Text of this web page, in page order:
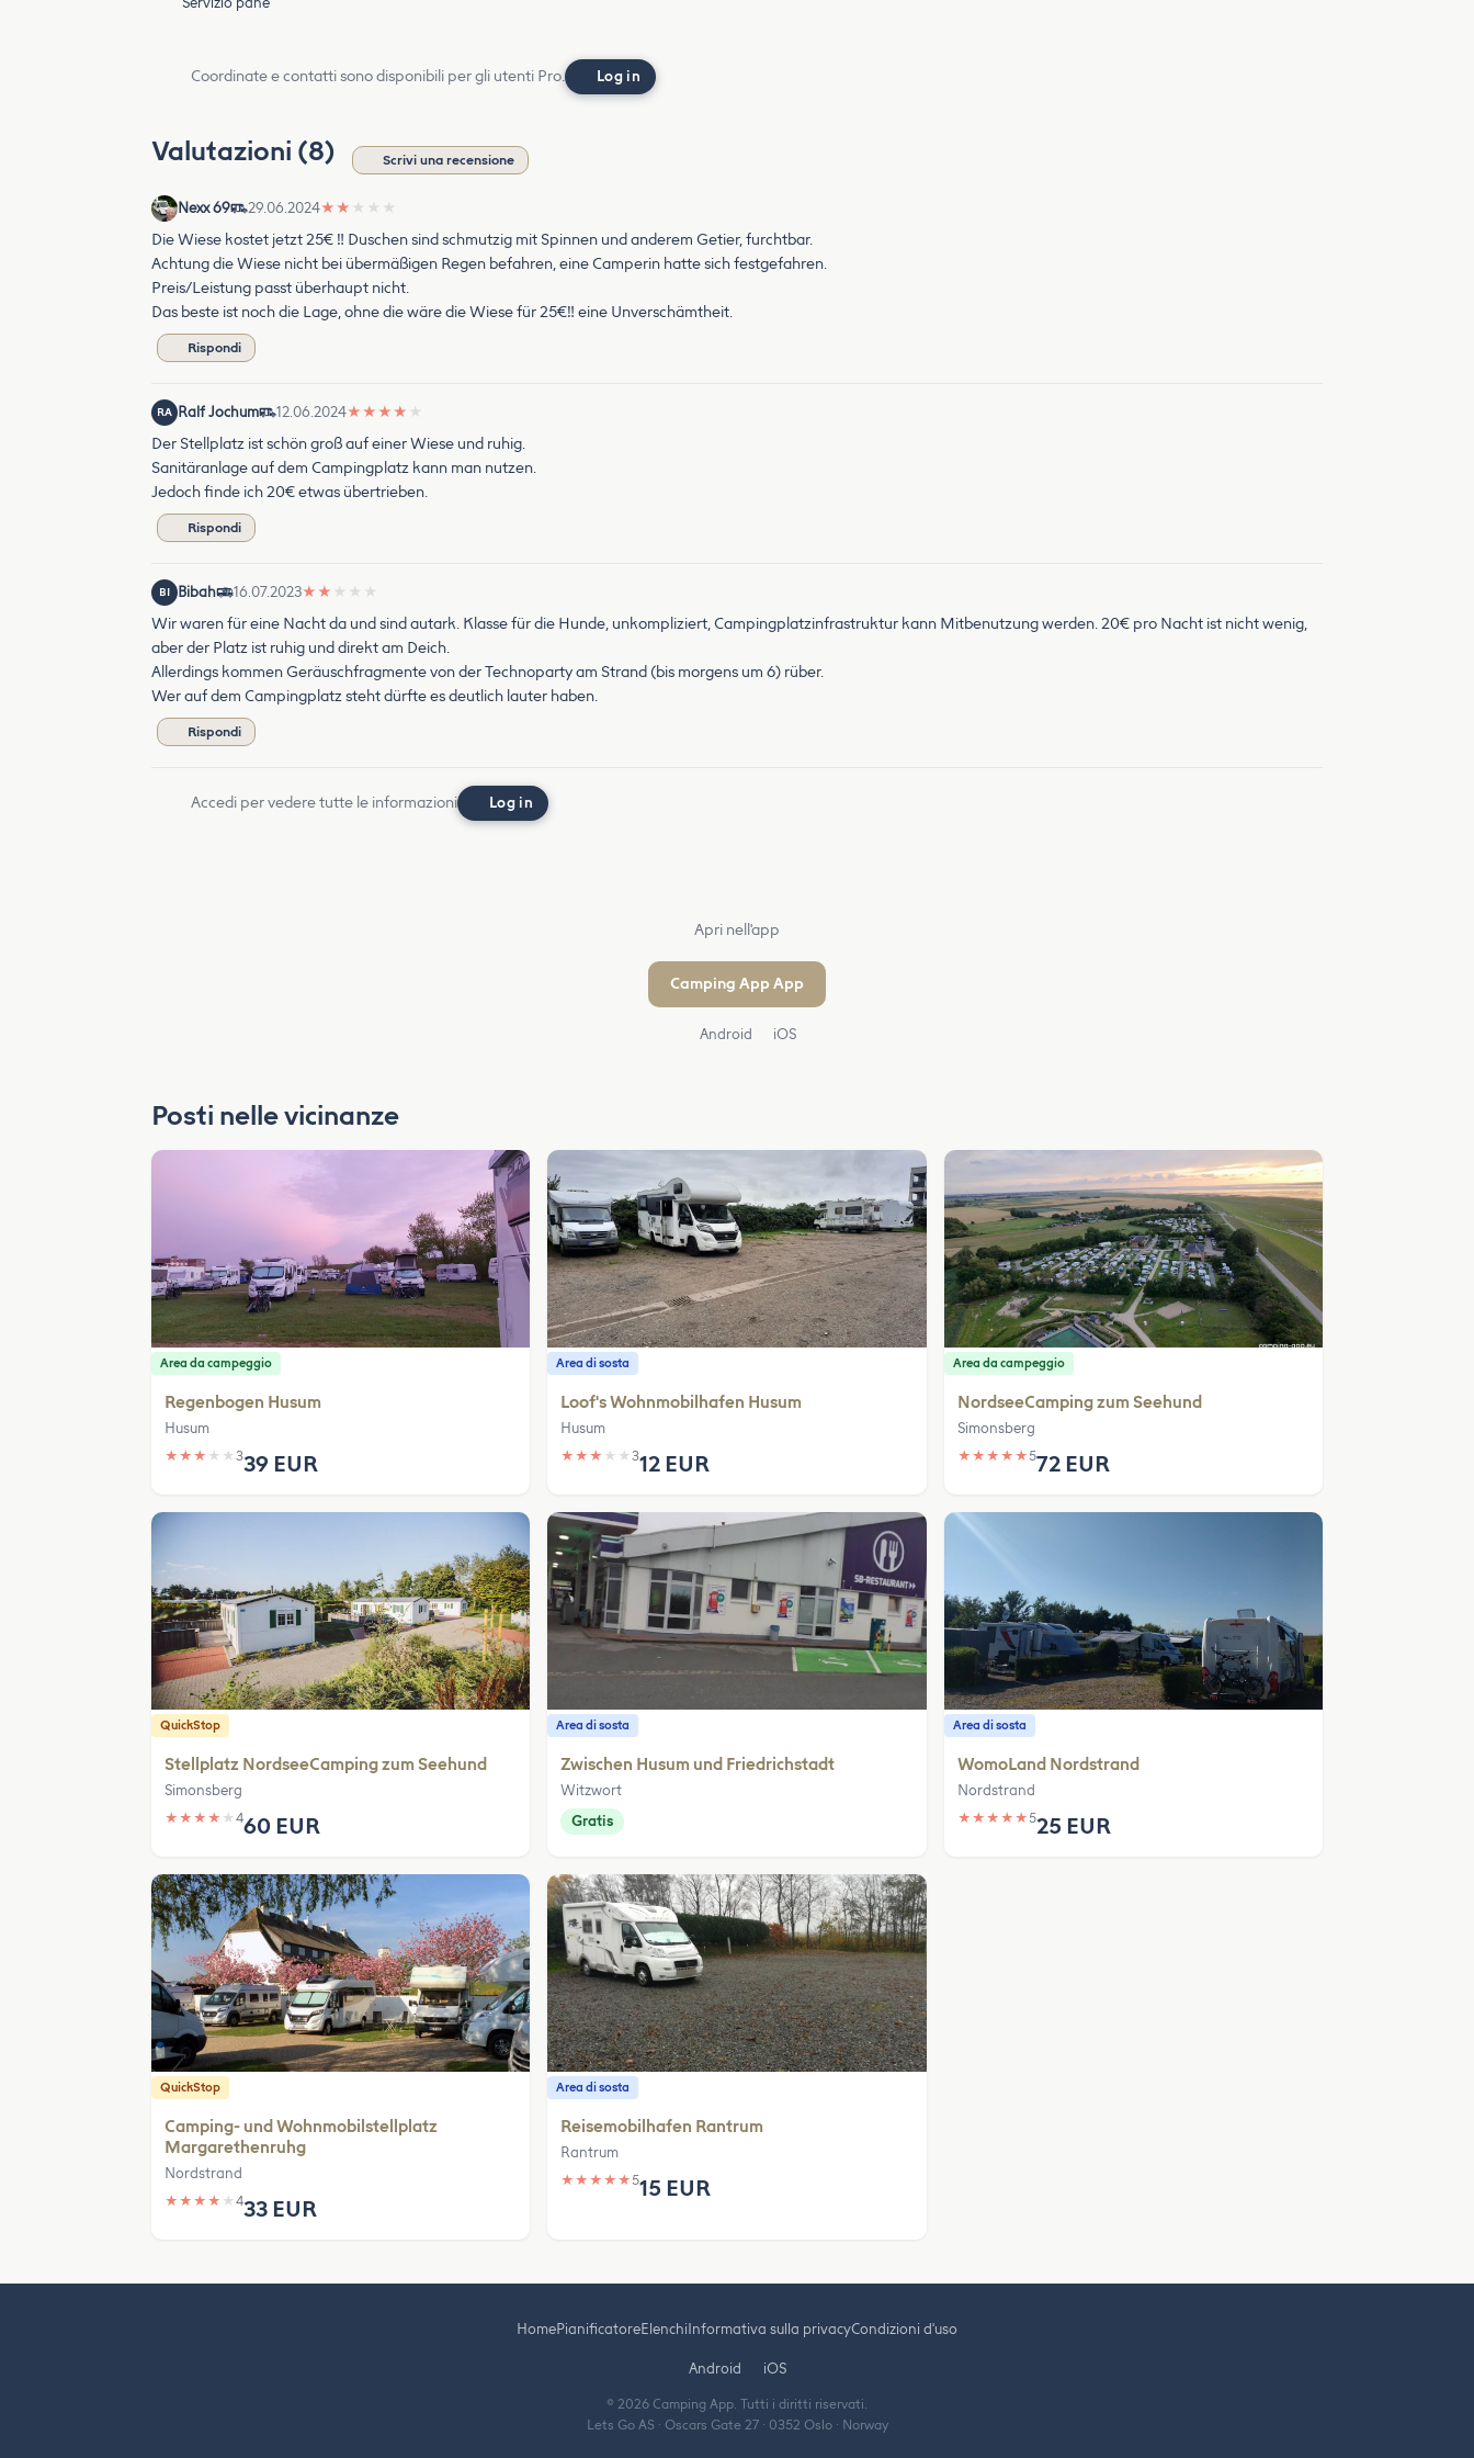
Coordinate e contatti sono disponibili per gli utenti Pro. Log in
Valutazioni (8) Scrivi una recensione
Nexx 69 29.06.2024★ ★ ★ ★ ★
Die Wiese kostet jetzt 25€ ‼️ Duschen sind schmutzig mit Spinnen und anderem Getier, furchtbar.
Achtung die Wiese nicht bei übermäßigen Regen befahren, eine Camperin hatte sich festgefahren.
Preis/Leistung passt überhaupt nicht.
Das beste ist noch die Lage, ohne die wäre die Wiese für 25€‼️ eine Unverschämtheit.
Rispondi
RA Ralf Jochum 12.06.2024★ ★ ★ ★ ★
Der Stellplatz ist schön groß auf einer Wiese und ruhig.
Sanitäranlage auf dem Campingplatz kann man nutzen.
Jedoch finde ich 20€ etwas übertrieben.
Rispondi
BI Bibah 16.07.2023★ ★ ★ ★ ★
Wir waren für eine Nacht da und sind autark. Klasse für die Hunde, unkompliziert, Campingplatzinfrastruktur kann Mitbenutzung werden. 20€ pro Nacht ist nicht wenig,
aber der Platz ist ruhig und direkt am Deich.
Allerdings kommen Geräuschfragmente von der Technoparty am Strand (bis morgens um 6) rüber.
Wer auf dem Campingplatz steht dürfte es deutlich lauter haben.
Rispondi
Accedi per vedere tutte le informazioni Log in
Apri nell'app
Camping App App
Android iOS
Posti nelle vicinanze
Area da campeggio
Regenbogen Husum
Husum
★ ★ ★ ★ ★ 339 EUR
Area di sosta
Loof's Wohnmobilhafen Husum
Husum
★ ★ ★ ★ ★312 EUR
Area da campeggio
NordseeCamping zum Seehund
Simonsberg
★ ★ ★ ★ ★572 EUR
QuickStop
Stellplatz NordseeCamping zum Seehund
Simonsberg
★ ★ ★ ★ ★ 460 EUR
Area di sosta
Zwischen Husum und Friedrichstadt
Witzwort
Gratis
Area di sosta
WomoLand Nordstrand
Nordstrand
★ ★ ★ ★ ★525 EUR
QuickStop
Camping- und Wohnmobilstellplatz
Margarethenruhg
Nordstrand
★ ★ ★ ★ ★ 433 EUR
Area di sosta
Reisemobilhafen Rantrum
Rantrum
★ ★ ★ ★ ★515 EUR
HomePianificatoreElenchi Informativa sulla privacyCondizioni d'uso
Android iOS
© 2026 Camping App. Tutti i diritti riservati.
Lets Go AS · Oscars Gate 27 · 0352 Oslo · Norway